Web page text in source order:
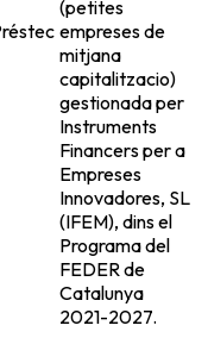
(petites
empreses de
mitjana
capitalitzacio)
gestionada per
Instruments
Financers per a
Empreses
Innovadores, SL
(IFEM), dins el
Programa del
FEDER de
Catalunya
2021-2027.